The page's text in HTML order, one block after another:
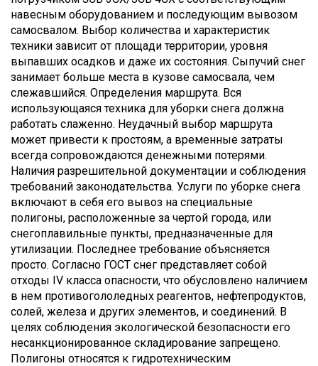
навесным оборудованием и последующим вывозом
самосвалом. Выбор количества и характеристик
техники зависит от площади территории, уровня
выпавших осадков и даже их состояния. Сыпучий снег
занимает больше места в кузове самосвала, чем
слежавшийся. Определения маршрута. Вся
использующаяся техника для уборки снега должна
работать слаженно. Неудачный выбор маршрута
может привести к простоям, а временные затраты
всегда сопровождаются денежными потерями.
Наличия разрешительной документации и соблюдения
требований законодательства. Услуги по уборке снега
включают в себя его вывоз на специальные
полигоны, расположенные за чертой города, или
снегоплавильные пункты, предназначенные для
утилизации. Последнее требование объясняется
просто. Согласно ГОСТ снег представляет собой
отходы IV класса опасности, что обусловлено наличием
в нем противогололедных реагентов, нефтепродуктов,
солей, железа и других элементов, и соединений. В
целях соблюдения экологической безопасности его
несанкционированное складирование запрещено.
Полигоны относятся к гидротехническим